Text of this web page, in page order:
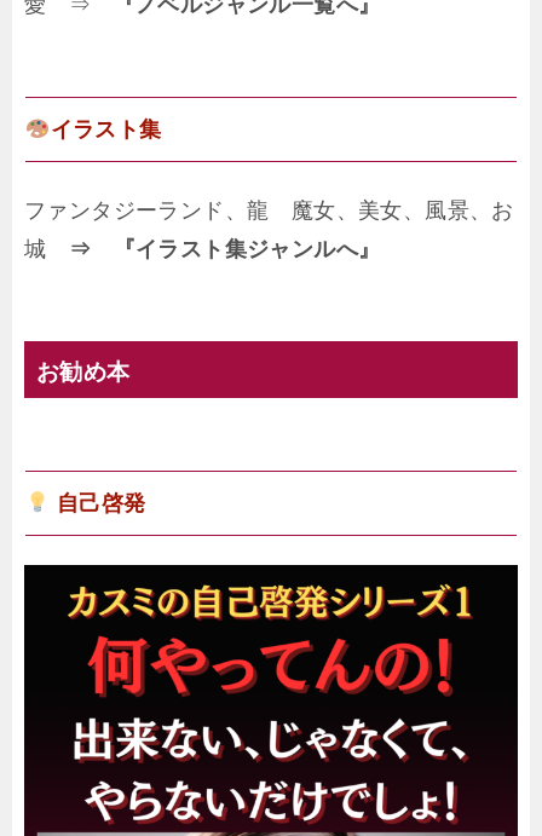
イラスト集
ファンタジーランド、龍 魔女、美女、風景、お
城
⇒ 『イラスト集ジャンルへ』
お勧め本
自己啓発